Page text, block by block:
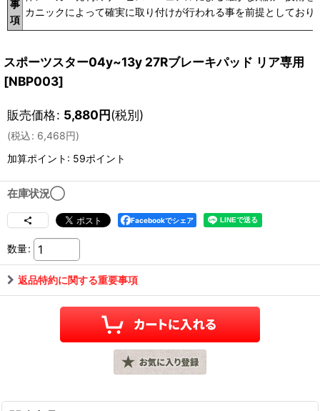
事
項
カニックによって確実に取り付けが行われる事を前提としており
スポーツスター04y~13y 27Rブレーキパッド リア専用
[NBP003]
販売価格: 5,880円(税別)
(税込: 6,468円)
加算ポイント: 59ポイント
在庫状況◯
Facebookでシェア
数量:
返品特約に関する重要事項